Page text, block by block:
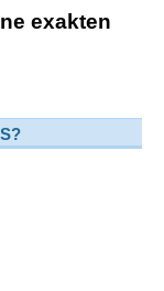
exakten